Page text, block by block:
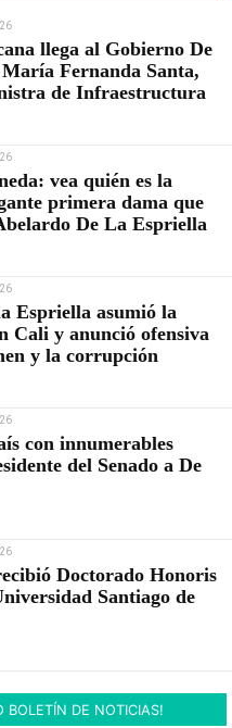
llega al Gobierno De
Fernanda Santa,
de Infraestructura
vea quién es la
primera dama que
De La Espriella
Espriella asumió la
Cali y anunció ofensiva
y la corrupción
con innumerables
del Senado a De
Doctorado Honoris
Santiago de
BOLETÍN DE NOTICIAS!